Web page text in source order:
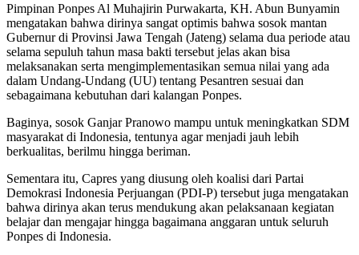
Pimpinan Ponpes Al Muhajirin Purwakarta, KH. Abun Bunyamin
mengatakan bahwa dirinya sangat optimis bahwa sosok mantan
Gubernur di Provinsi Jawa Tengah (Jateng) selama dua periode atau
selama sepuluh tahun masa bakti tersebut jelas akan bisa
melaksanakan serta mengimplementasikan semua nilai yang ada
dalam Undang-Undang (UU) tentang Pesantren sesuai dan
sebagaimana kebutuhan dari kalangan Ponpes.
Baginya, sosok Ganjar Pranowo mampu untuk meningkatkan SDM
masyarakat di Indonesia, tentunya agar menjadi jauh lebih
berkualitas, berilmu hingga beriman.
Sementara itu, Capres yang diusung oleh koalisi dari Partai
Demokrasi Indonesia Perjuangan (PDI-P) tersebut juga mengatakan
bahwa dirinya akan terus mendukung akan pelaksanaan kegiatan
belajar dan mengajar hingga bagaimana anggaran untuk seluruh
Ponpes di Indonesia.